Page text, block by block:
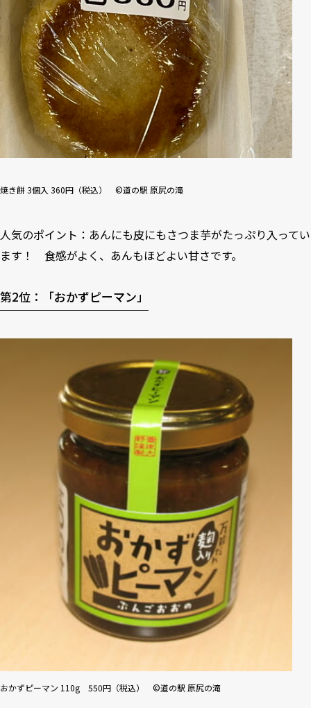
焼き餅 3個入 360円（税込） ©道の駅 原尻の滝
人気のポイント：あんにも皮にもさつま芋がたっぷり入ってい
ます！ 食感がよく、あんもほどよい甘さです。
第2位：「おかずピーマン」
おかずピーマン 110g 550円（税込） ©道の駅 原尻の滝